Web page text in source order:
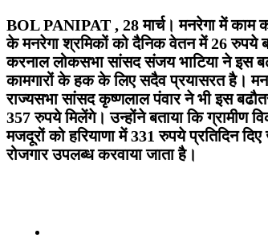
BOL PANIPAT , 28 मार्च। मनरेगा में काम
के मनरेगा श्रमिकों को दैनिक वेतन में 26 रुपये
करनाल लोकसभा सांसद संजय भाटिया ने इस
कामगारों के हक के लिए सदैव प्रयासरत है।
राज्यसभा सांसद कृष्णलाल पंवार ने भी इस
357 रुपये मिलेंगे। उन्होंने बताया कि ग्रामीण
मजदूरों को हरियाणा में 331 रुपये प्रतिदिन
रोजगार उपलब्ध करवाया जाता है।